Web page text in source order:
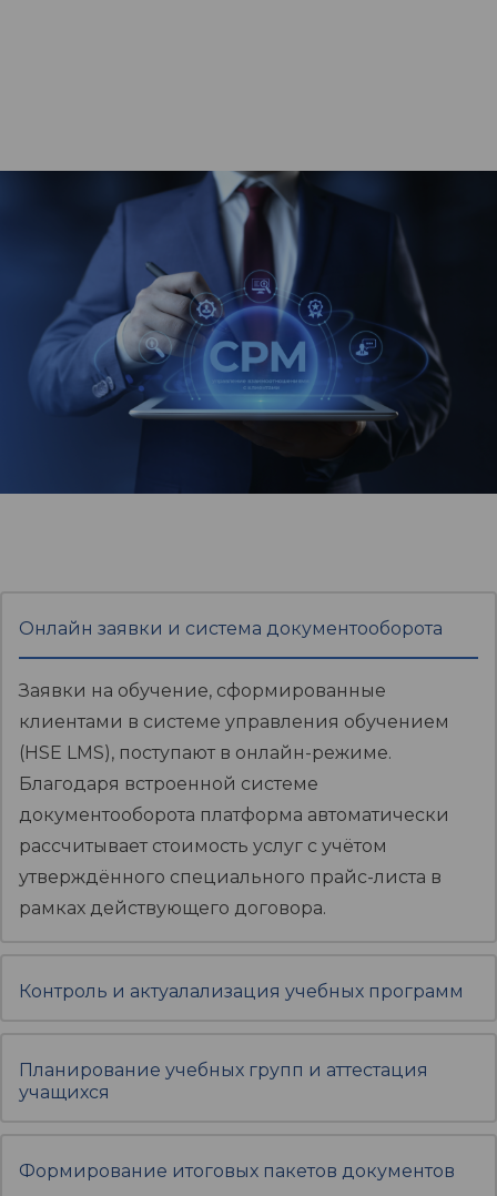
Онлайн заявки и система документооборота
Заявки на обучение, сформированные
клиентами в системе управления обучением
(HSE LMS), поступают в онлайн-режиме.
Благодаря встроенной системе
документооборота платформа автоматически
рассчитывает стоимость услуг с учётом
утверждённого специального прайс-листа в
рамках действующего договора.
Контроль и актуалализация учебных программ
Планирование учебных групп и аттестация
учащихся
Формирование итоговых пакетов документов